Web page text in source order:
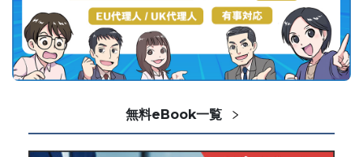
無料eBook一覧